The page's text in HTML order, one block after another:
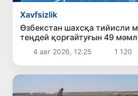
Xavfsizlik
Өзбекстан шахсқа тийисли
теңдей қорғайтуғын 49
тастыйықлады
4 авг 2026, 12:25 1 120